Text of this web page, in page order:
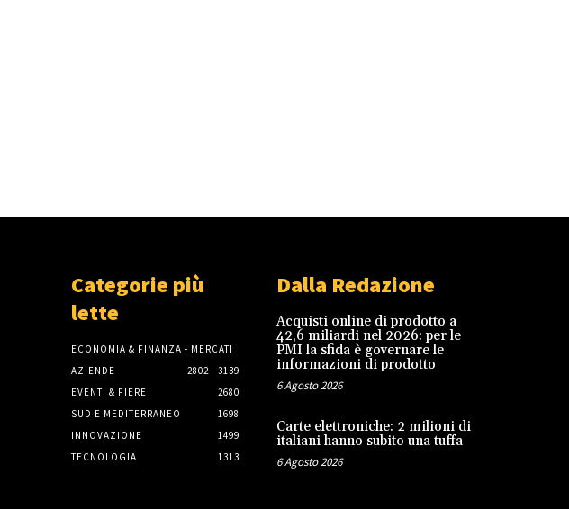
Categorie più
lette
ECONOMIA & FINANZA - MERCATI
3139
AZIENDE
2802
EVENTI & FIERE
2680
SUD E MEDITERRANEO
1698
INNOVAZIONE
1499
TECNOLOGIA
1313
Dalla Redazione
Acquisti online di prodotto a
42,6 miliardi nel 2026: per le
PMI la sfida è governare le
informazioni di prodotto
6 Agosto 2026
Carte elettroniche: 2 milioni di
italiani hanno subito una tuffa
6 Agosto 2026